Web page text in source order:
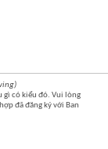
gì có kiểu đó. Vui lòng
đã đăng ký với Ban